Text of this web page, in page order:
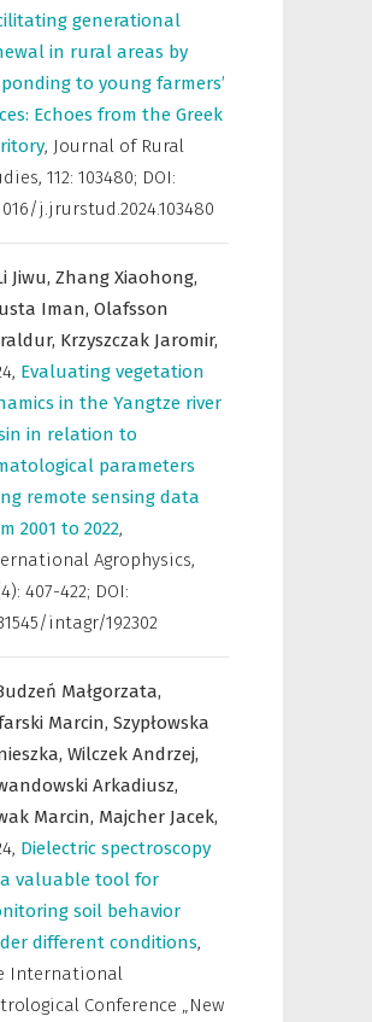
generational
in rural areas by
to young farmers’
Echoes from the Greek
, Journal of Rural
, 112: 103480; DOI:
j.jrurstud.2024.103480
Jiwu, Zhang Xiaohong,
Iman, Olafsson
Krzyszczak Jaromir,
, Evaluating vegetation
in the Yangtze river
in relation to
parameters
remote sensing data
2001 to 2022,
Agrophysics,
407-422; DOI:
intagr/192302
Małgorzata,
Marcin, Szypłowska
Wilczek Andrzej,
Arkadiusz,
Marcin, Majcher Jacek,
, Dielectric spectroscopy
valuable tool for
soil behavior
different conditions,
International
Conference „New